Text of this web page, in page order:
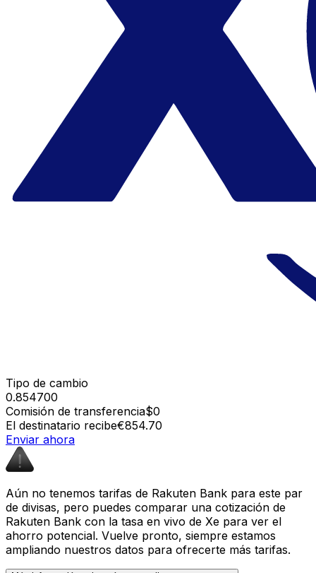
Tipo de cambio
0.854700
Comisión de transferencia$0
El destinatario recibe€854.70
Enviar ahora
Aún no tenemos tarifas de Rakuten Bank para este par
de divisas, pero puedes comparar una cotización de
Rakuten Bank con la tasa en vivo de Xe para ver el
ahorro potencial. Vuelve pronto, siempre estamos
ampliando nuestros datos para ofrecerte más tarifas.